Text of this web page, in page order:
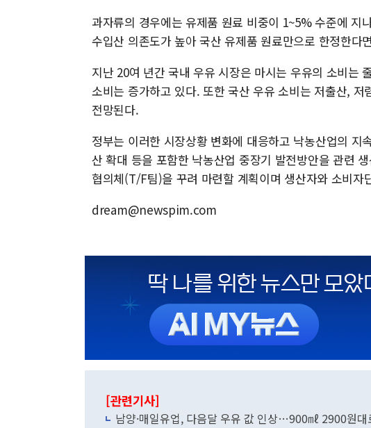
과자류의 경우에는 유제품 원료 비중이 1~5% 수준에 지
수입산 의존도가 높아 국산 유제품 원료만으로 한정한다
지난 20여 년간 국내 우유 시장은 마시는 우유의 소비는
소비는 증가하고 있다. 또한 국산 우유 소비는 저출산,
전망된다.
정부는 이러한 시장상황 변화에 대응하고 낙농산업의 지
산 확대 등을 포함한 낙농산업 중장기 발전방안을 관련
협의체(T/F팀)을 꾸려 마련할 계획이며 생산자와 소비
dream@newspim.com
[관련기사]
남양·매일유업, 다음달 우유 값 인상…900㎖ 2900원대